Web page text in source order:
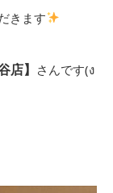
きます
店】 さんです(ง